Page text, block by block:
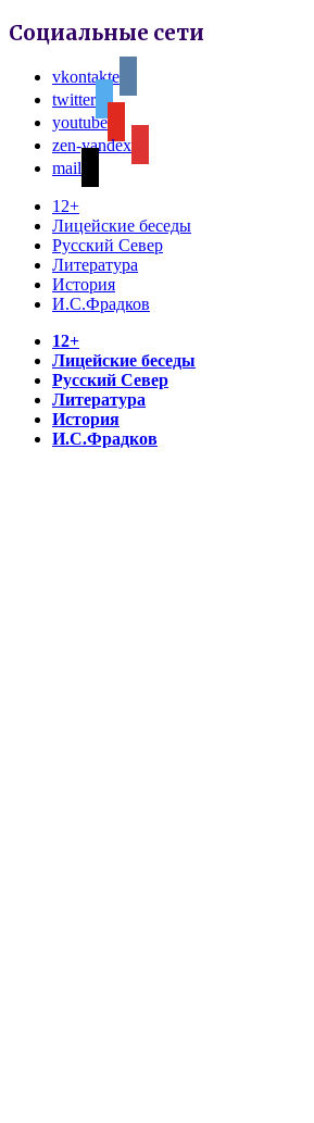
Социальные сети
vkontakte
twitter
youtube
zen-yandex
mail
12+
Лицейские беседы
Русский Север
Литература
История
И.С.Фрадков
12+
Лицейские беседы
Русский Север
Литература
История
И.С.Фрадков